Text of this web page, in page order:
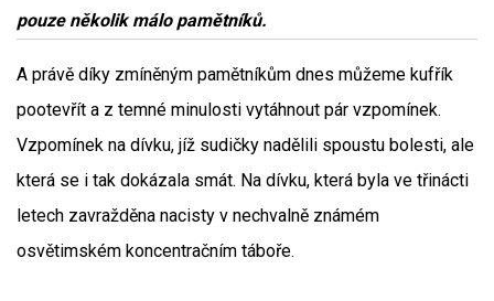
pouze několik málo pamětníků.
A právě díky zmíněným pamětníkům dnes můžeme kufřík
pootevřít a z temné minulosti vytáhnout pár vzpomínek.
Vzpomínek na dívku, jíž sudičky nadělili spoustu bolesti, ale
která se i tak dokázala smát. Na dívku, která byla ve třinácti
letech zavražděna nacisty v nechvalně známém
osvětimském koncentračním táboře.